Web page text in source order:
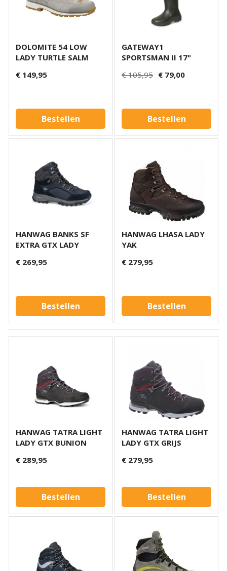
DOLOMITE 54 LOW
LADY TURTLE SALM
€ 149,95
Bestellen
GATEWAY1
SPORTSMAN II 17"
€ 105,95 € 79,00
Bestellen
HANWAG BANKS SF
EXTRA GTX LADY
€ 269,95
Bestellen
HANWAG LHASA LADY
YAK
€ 279,95
Bestellen
HANWAG TATRA LIGHT
LADY GTX BUNION
€ 289,95
Bestellen
HANWAG TATRA LIGHT
LADY GTX GRIJS
€ 279,95
Bestellen